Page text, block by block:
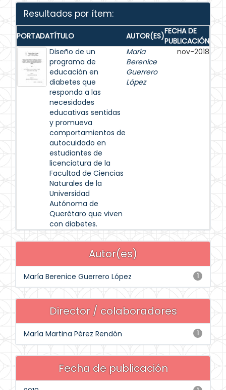
Resultados por ítem:
PORTADATÍTULO AUTOR(ES)FECHA DE
PUBLICACIÓN
Diseño de un
programa de
educación en
diabetes que
responda a las
necesidades
educativas sentidas
y promueva
comportamientos de
autocuidado en
estudiantes de
licenciatura de la
Facultad de Ciencias
Naturales de la
Universidad
Autónoma de
Querétaro que viven
con diabetes.
María
Berenice
Guerrero
López
nov-2018
Autor(es)
1
María Berenice Guerrero López
Director / colaboradores
1
María Martina Pérez Rendón
Fecha de publicación